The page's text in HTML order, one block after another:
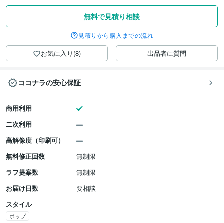
無料で見積り相談
見積りから購入までの流れ
お気に入り(8) 出品者に質問
ココナラの安心保証
商用利用
二次利用
高解像度（印刷可）
無料修正回数
無制限
ラフ提案数
無制限
お届け日数
要相談
スタイル
ポップ